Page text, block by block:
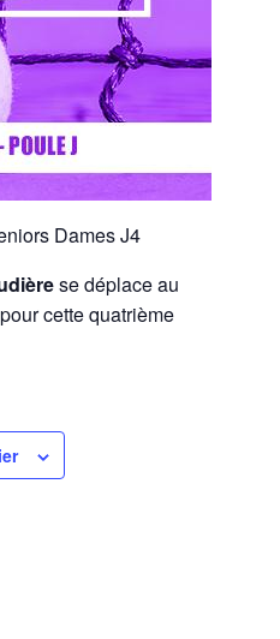
Dames J4
se déplace au
pour cette quatrième